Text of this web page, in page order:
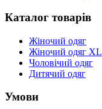
Каталог товарів
Жіночий одяг
Жіночий одяг XL
Чоловічий одяг
Дитячий одяг
Умови